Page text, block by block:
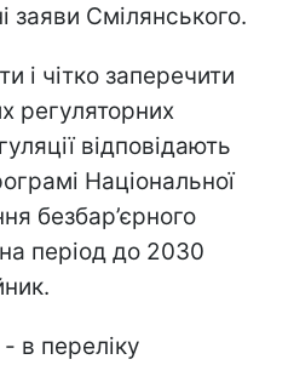
заяви Смілянського.
і чітко заперечити
регуляторних
відповідають
Національної
безбар’єрного
період до 2030
в переліку